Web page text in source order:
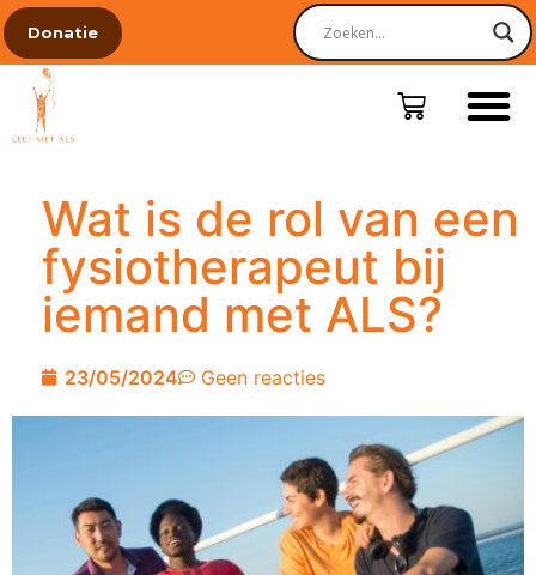
Donatie
Wat is de rol van een
fysiotherapeut bij
iemand met ALS?
23/05/2024 Geen reacties